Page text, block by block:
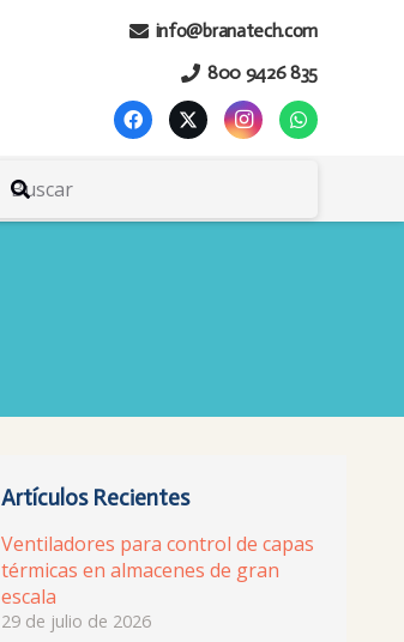
info@branatech.com
800 9426 835
Artículos Recientes
Ventiladores para control de capas
térmicas en almacenes de gran
escala
29 de julio de 2026